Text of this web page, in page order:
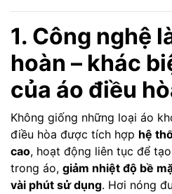
1. Công nghệ
hoàn – khác
của áo điều
Không giống những loại áo
điều hòa được tích hợp hệ
cao, hoạt động liên tục để
trong áo, giảm nhiệt độ bề
vài phút sử dụng. Hơi nóng